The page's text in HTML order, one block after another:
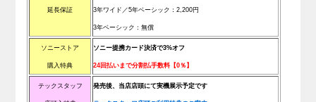
延長保証 3年ワイド／5年ベーシック：2,200円
3年ベーシック：無償
ソニーストア
購入特典
ソニー提携カード決済で3%オフ
24回払いまで分割払手数料【0％】
テックスタッフ 発売後、当店店頭にて実機展示予定です